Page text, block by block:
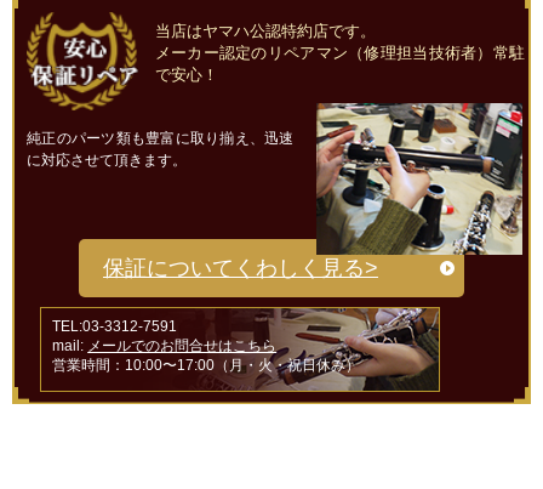
当店はヤマハ公認特約店です。
メーカー認定のリペアマン（修理担当技術者）常駐
で安心！
純正のパーツ類も豊富に取り揃え、迅速
に対応させて頂きます。
保証についてくわしく見る>
TEL:03-3312-7591
mail: メールでのお問合せはこちら
営業時間：10:00〜17:00（月・火・祝日休み）